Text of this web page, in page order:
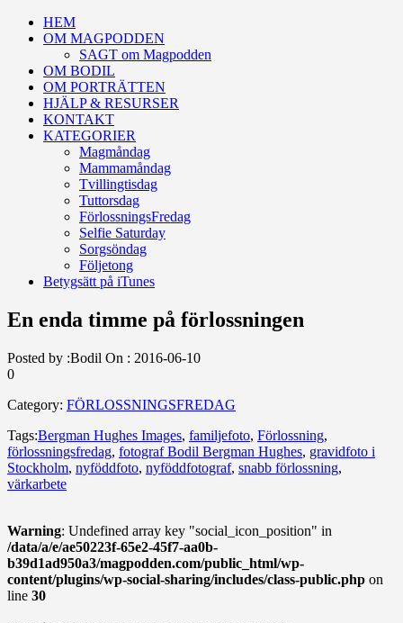
HEM
OM MAGPODDEN
SAGT om Magpodden
OM BODIL
OM PORTRÄTTEN
HJÄLP & RESURSER
KONTAKT
KATEGORIER
Magmåndag
Mammamåndag
Tvillingtisdag
Tuttorsdag
FörlossningsFredag
Selfie Saturday
Sorgsöndag
Följetong
Betygsätt på iTunes
En enda timme på förlossningen
Posted by :Bodil On : 2016-06-10
0
Category: FÖRLOSSNINGSFREDAG
Tags:Bergman Hughes Images, familjefoto, Förlossning,
förlossningsfredag, fotograf Bodil Bergman Hughes, gravidfoto i
Stockholm, nyföddfoto, nyföddfotograf, snabb förlossning,
värkarbete
Warning: Undefined array key "social_icon_position" in
/data/a/e/ae50223f-65e2-45f7-aa0b-
b39d1ad950a3/magpodden.com/public_html/wp-
content/plugins/wp-social-sharing/includes/class-public.php on
line 30